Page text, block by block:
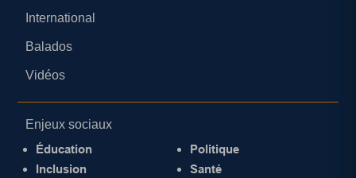
International
Balados
Vidéos
Enjeux sociaux
Éducation
Inclusion
Politique
Santé